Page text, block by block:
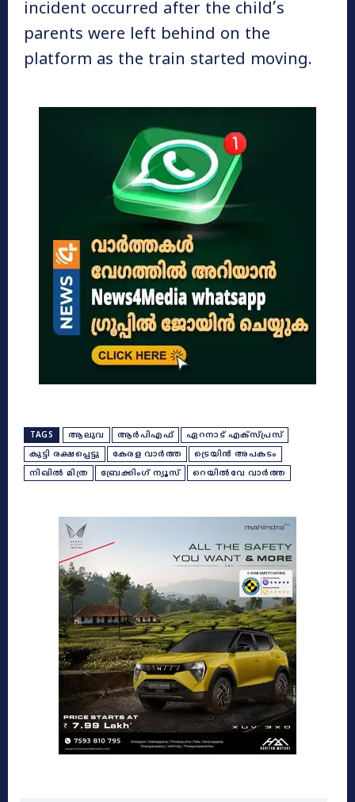
incident occurred after the child’s
parents were left behind on the
platform as the train started moving.
TAGS ആലുവ ആർപിഎഫ്
ഏറനാട് എക്സ്പ്രസ്
കുട്ടി രക്ഷപ്പെട്ടു
കേരള വാർത്ത
ട്രെയിൻ അപകടം
നിഖിൽ മിത്ര
ബ്രേക്കിംഗ് ന്യൂസ് റെയിൽവേ വാർത്ത